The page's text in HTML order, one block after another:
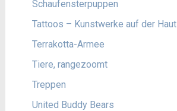
Schaufensterpuppen
Tattoos – Kunstwerke auf der Haut
Terrakotta-Armee
Tiere, rangezoomt
Treppen
United Buddy Bears